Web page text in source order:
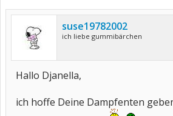
suse19782002
ich liebe gummibärchen
Hallo Djanella,
ich hoffe Deine Dampfenten